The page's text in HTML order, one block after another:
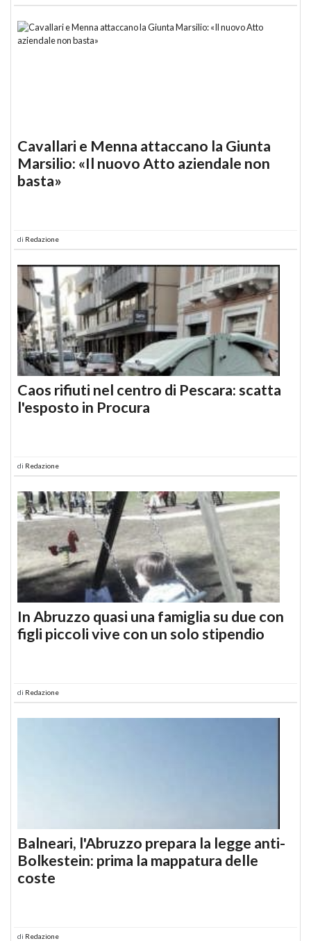
Cavallari e Menna attaccano la Giunta
Marsilio: «Il nuovo Atto aziendale non
basta»
di Redazione
Caos rifiuti nel centro di Pescara: scatta
l'esposto in Procura
di Redazione
In Abruzzo quasi una famiglia su due con
figli piccoli vive con un solo stipendio
di Redazione
Balneari, l'Abruzzo prepara la legge anti-
Bolkestein: prima la mappatura delle
coste
di Redazione